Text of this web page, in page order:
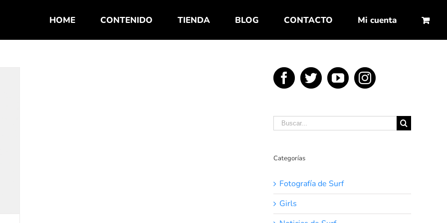
HOME CONTENIDO TIENDA BLOG CONTACTO Mi cuenta
Buscar:
Categorías
Fotografía de Surf
Girls